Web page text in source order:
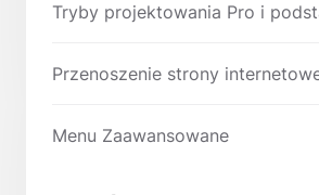
Tryby projektowania Pro i
Przenoszenie strony
Menu Zaawansowane